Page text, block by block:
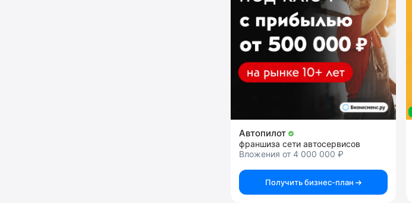
Автопилот
франшиза сети автосервисов
Вложения от 4 000 000 ₽
Получить бизнес-план